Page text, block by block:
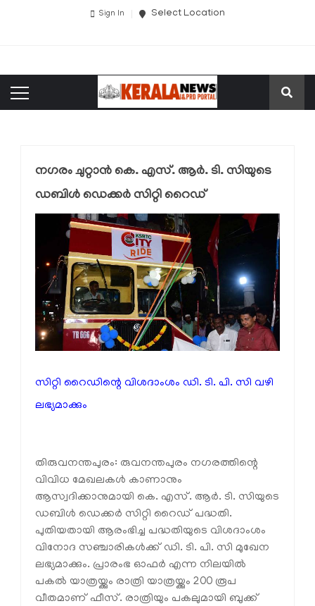
Sign In Select Location
നഗരം ചുറ്റാന്‍ കെ. എസ്. ആർ. ടി. സിയുടെ
ഡബിൾ ഡെക്കർ സിറ്റി റൈഡ്
സിറ്റി റൈഡിന്റെ വിശദാംശം ഡി. ടി. പി. സി വഴി
ലഭ്യമാക്കും
തിരുവനന്തപുരം: രുവനന്തപുരം നഗരത്തിന്റെ
വിവിധ മേഖലകൾ കാണാനും
ആസ്വദിക്കാനുമായി കെ. എസ്. ആർ. ടി. സിയുടെ
ഡബിൾ ഡെക്കർ സിറ്റി റൈഡ് പദ്ധതി.
പുതിയതായി ആരംഭിച്ച പദ്ധതിയുടെ വിശദാംശം
വിനോദ സഞ്ചാരികൾക്ക് ഡി. ടി. പി. സി മുഖേന
ലഭ്യമാക്കും. പ്രാരംഭ ഓഫർ എന്ന നിലയിൽ
പകൽ യാത്രയ്ക്കും രാത്രി യാത്രയ്ക്കും 200 രൂപ
വീതമാണ് ഫീസ്. രാത്രിയും പകലുമായി ബുക്ക്